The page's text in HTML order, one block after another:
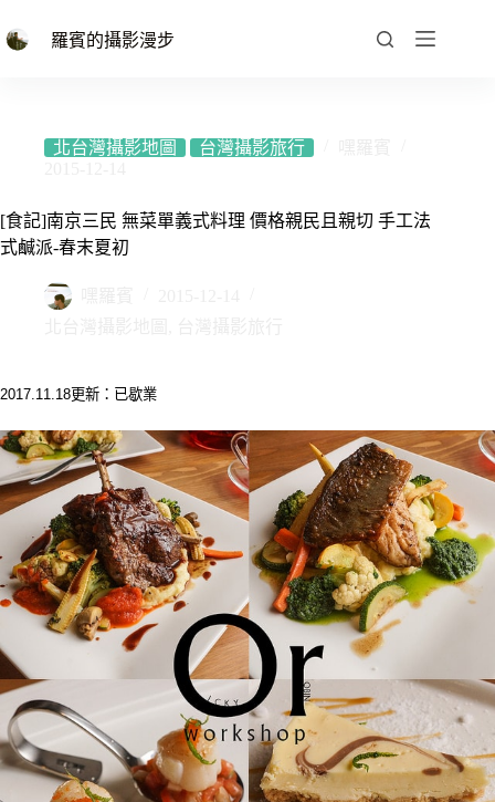
至
羅賓的攝影漫步
北台灣攝影地圖 台灣攝影旅行
[食記]南京三民 無菜單義式料理 價格親民且親切 手工法
式鹹派-春末夏初
2017.11.18更新：已歇業